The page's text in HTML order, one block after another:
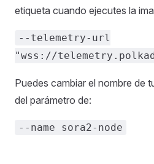
etiqueta cuando ejecutes la
--telemetry-url
"wss://
Puedes cambiar el nombre de
del parámetro de:
--name sora2-node